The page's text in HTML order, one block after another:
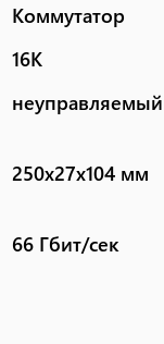
Коммутатор
16K
неуправляемый
250x27x104 мм
66 Гбит/сек